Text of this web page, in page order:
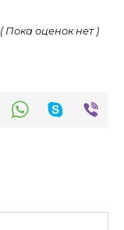
( Пока оценок нет )